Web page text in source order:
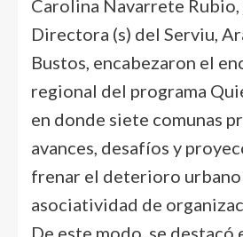
Carolina Navarrete Rubio,
Directora (s) del Serviu,
Bustos, encabezaron el
regional del programa
en donde siete comunas
avances, desafíos y
frenar el deterioro urbano
asociatividad de